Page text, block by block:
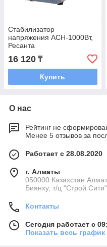
Стабилизатор
напряжения ACH-1000Вт,
Ресанта
16 120 ₸
Купить
О нас
Рейтинг не
Менее 5 отзывов за
Работает с 28.08.2020
г. Алматы
050000 Казахстан
Биянху, т/ц "Строй
Контакты
Сегодня работает с
Показать весь